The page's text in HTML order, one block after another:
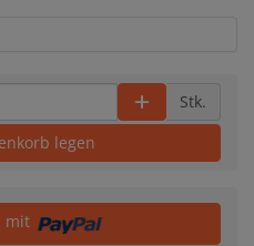
Stk.
legen
mit